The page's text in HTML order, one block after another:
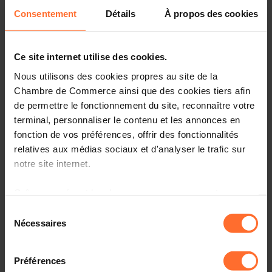
Consentement Détails À propos des cookies
Ce site internet utilise des cookies.
Nous utilisons des cookies propres au site de la
Chambre de Commerce ainsi que des cookies tiers afin
de permettre le fonctionnement du site, reconnaître votre
terminal, personnaliser le contenu et les annonces en
fonction de vos préférences, offrir des fonctionnalités
relatives aux médias sociaux et d'analyser le trafic sur
notre site internet.
à l’exception des cookies strictement nécessaires au
fonctionnement du site. Une description des différents
cookies est accessible sous l’onglet « Détails » ci-
dessus.
Nécessaires
Préférences
signes monétaires en euros.
consulter la brochure émise par la BCL sur ce sujet
[1] Loi du 21 juillet 2021 portant modification :
2° de la loi modifiée du 20 avril 1977 relative à
aux épreuves sportives ;